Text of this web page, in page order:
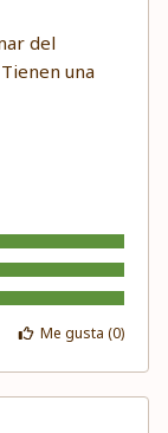
del
una
Me gusta (0)